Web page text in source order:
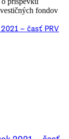
fondov